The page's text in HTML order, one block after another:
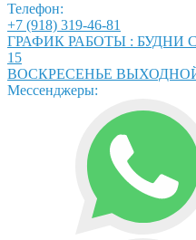
Телефон:
+7 (918) 319-46-81
ГРАФИК РАБОТЫ : БУДНИ
15
ВОСКРЕСЕНЬЕ
Мессенджеры: